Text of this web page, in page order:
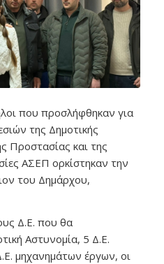
που προσλήφθηκαν για
της Δημοτικής
Προστασίας και της
ΑΣΕΠ ορκίστηκαν την
του Δημάρχου,
Δ.Ε. που θα
Αστυνομία, 5 Δ.Ε.
μηχανημάτων έργων, οι